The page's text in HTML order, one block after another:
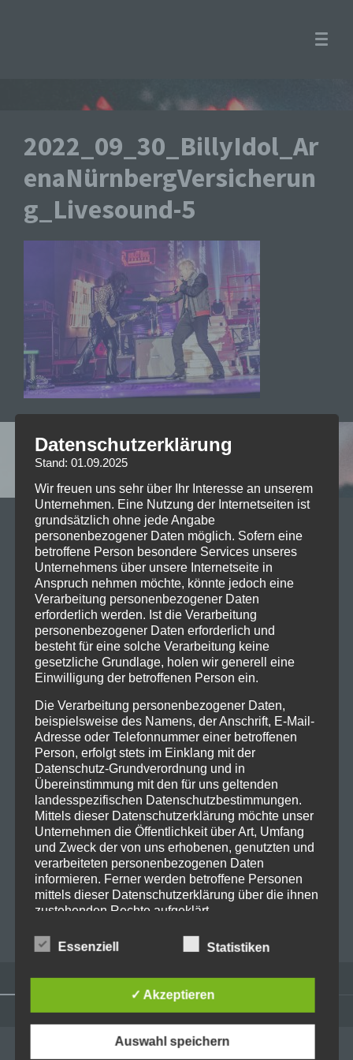
2022_09_30_BillyIdol_Ar
enaNürnbergVersicherun
g_Livesound-5
Leave a reply
Your email address will not be published. Required
fields are marked *
Kommentar*
Name*
E-Mail-Adresse*
Website
ADMINISTRATION
Datenschutzerklärung
Stand: 01.09.2025
Wir freuen uns sehr über Ihr Interesse an unserem
Unternehmen. Eine Nutzung der Internetseiten ist
grundsätzlich ohne jede Angabe
personenbezogener Daten möglich. Sofern eine
betroffene Person besondere Services unseres
Unternehmens über unsere Internetseite in
Anspruch nehmen möchte, könnte jedoch eine
Verarbeitung personenbezogener Daten
erforderlich werden. Ist die Verarbeitung
personenbezogener Daten erforderlich und
besteht für eine solche Verarbeitung keine
gesetzliche Grundlage, holen wir generell eine
Einwilligung der betroffenen Person ein.
Die Verarbeitung personenbezogener Daten,
beispielsweise des Namens, der Anschrift, E-Mail-
Adresse oder Telefonnummer einer betroffenen
Person, erfolgt stets im Einklang mit der
Datenschutz-Grundverordnung und in
Übereinstimmung mit den für uns geltenden
landesspezifischen Datenschutzbestimmungen.
Mittels dieser Datenschutzerklärung möchte unser
Unternehmen die Öffentlichkeit über Art, Umfang
und Zweck der von uns erhobenen, genutzten und
verarbeiteten personenbezogenen Daten
informieren. Ferner werden betroffene Personen
mittels dieser Datenschutzerklärung über die ihnen
zustehenden Rechte aufgeklärt.
Wir haben als für die Verarbeitung Verantwortlicher
zahlreiche technische und organisatorische
verarbeiteten personenbezogenen Daten
sicherzustellen. Dennoch können Internetbasierte
Datenübertragungen grundsätzlich
Sicherheitslücken aufweisen, sodass ein absoluter
Essenziell Statistiken
✓ Akzeptieren
Auswahl speichern